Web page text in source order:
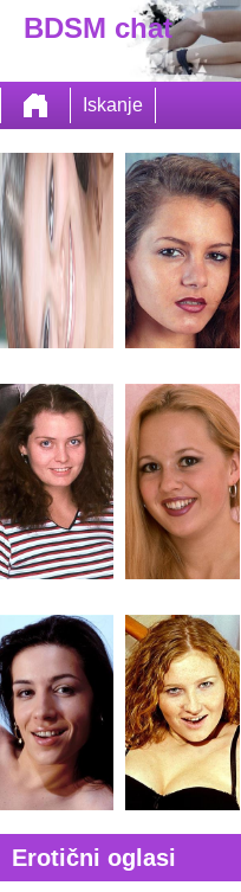
BDSM chat
Iskanje
Erotični oglasi